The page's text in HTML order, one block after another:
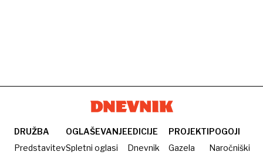
DRUŽBA
Predstavitev
OGLAŠEVANJE
Spletni oglasi
EDICIJE
Dnevnik
PROJEKTI
Gazela
POGOJI
Naročniški